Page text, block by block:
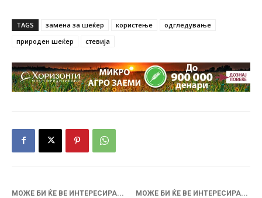
TAGS замена за шеќер користење
одгледување
природен шеќер
стевија
МОЖЕ БИ ЌЕ ВЕ ИНТЕРЕСИРА... МОЖЕ БИ ЌЕ ВЕ ИНТЕРЕСИРА...